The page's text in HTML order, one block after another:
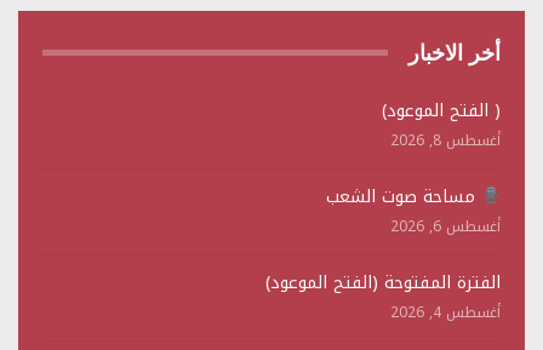
أخر الاخبار
( الفتح الموعود)
أغسطس 8, 2026
مساحة صوت الشعب
أغسطس 6, 2026
الفترة المفتوحة (الفتح الموعود)
أغسطس 4, 2026